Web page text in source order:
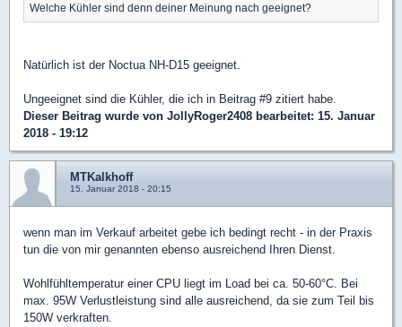
Welche Kühler sind denn deiner Meinung nach geeignet?
Natürlich ist der Noctua NH-D15 geeignet.
Ungeeignet sind die Kühler, die ich in Beitrag #9 zitiert habe.
Dieser Beitrag wurde von JollyRoger2408 bearbeitet: 15. Januar
2018 - 19:12
MTKalkhoff
15. Januar 2018 - 20:15
wenn man im Verkauf arbeitet gebe ich bedingt recht - in der Praxis
tun die von mir genannten ebenso ausreichend Ihren Dienst.
Wohlfühltemperatur einer CPU liegt im Load bei ca. 50-60°C. Bei
max. 95W Verlustleistung sind alle ausreichend, da sie zum Teil bis
150W verkraften.